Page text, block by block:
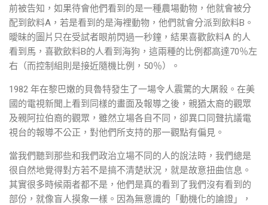
前被告知，如果待會他們看到的是一種農場動物，他就會被分
配到飲料A，若是看到的是海裡動物，他們就會分派到飲料B。
曖昧的圖片只在受試者眼前閃過一秒鐘，結果喜歡飲料A 的人
看到馬，喜歡飲料B的人看到海狗，這兩種的比例都高達70％左
右（而控制組則是接近隨機比例，50％）。
1982 年在黎巴嫩的貝魯特發生了一場令人震驚的大屠殺。在美
國的電視新聞上看到同樣的畫面及報導之後，親猶太裔的觀眾
及親阿拉伯裔的觀眾，雖然立場各自不同，卻異口同聲抗議電
視台的報導不公正，對他們所支持的那一觀點有偏見。
當我們聽到那些和我們政治立場不同的人的說法時，我們總是
很自然地覺得對方若不是搞不清楚狀況，就是故意扭曲信息。
其實很多時候兩者都不是，他們是真的看到了我們沒有看到的
部份，就像盲人摸象一樣。因為無意識的「動機化的論證」，